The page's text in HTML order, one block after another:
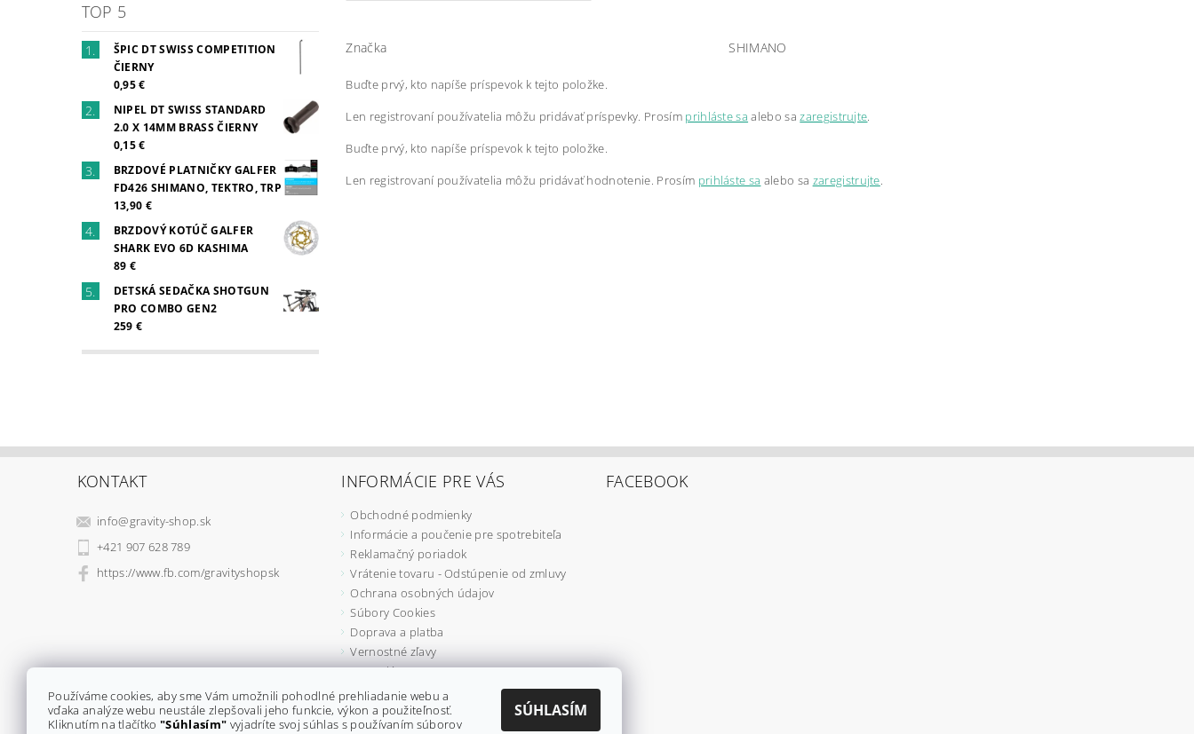
TOP 5
ŠPIC DT SWISS COMPETITION
ČIERNY
0,95 €
NIPEL DT SWISS STANDARD
2.0 X 14MM BRASS ČIERNY
0,15 €
BRZDOVÉ PLATNIČKY GALFER
FD426 SHIMANO, TEKTRO, TRP
13,90 €
BRZDOVÝ KOTÚČ GALFER
SHARK EVO 6D KASHIMA
89 €
DETSKÁ SEDAČKA SHOTGUN
PRO COMBO GEN2
259 €
Značka SHIMANO
Buďte prvý, kto napíše príspevok k tejto položke.
Len registrovaní používatelia môžu pridávať príspevky. Prosím prihláste sa alebo sazaregistrujte.
Buďte prvý, kto napíše príspevok k tejto položke.
Len registrovaní používatelia môžu pridávať hodnotenie. Prosím prihláste sa alebo sa zaregistrujte.
KONTAKT
info@gravity-shop.sk
+421 907 628 789
https://www.fb.com/gravityshopsk
INFORMÁCIE PRE VÁS
Obchodné podmienky
Informácie a poučenie pre spotrebiteľa
Reklamačný poriadok
Vrátenie tovaru - Odstúpenie od zmluvy
Ochrana osobných údajov
Súbory Cookies
Doprava a platba
Vernostné zľavy
Formuláre
Kontakty
FACEBOOK
Používáme cookies, aby sme Vám umožnili pohodlné prehliadanie webu a
vďaka analýze webu neustále zlepšovali jeho funkcie, výkon a použiteľnosť.
Kliknutím na tlačítko"Súhlasím" vyjadríte svoj súhlas s používaním súborov
SÚHLASÍM